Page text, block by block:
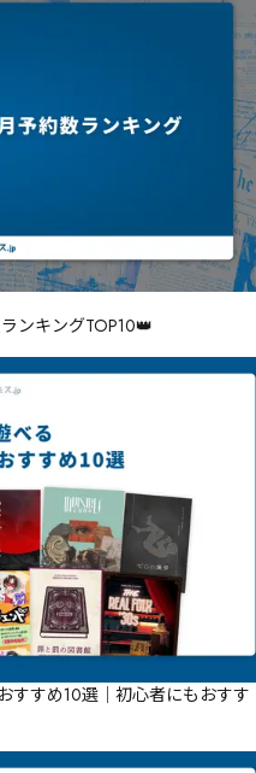
ンキングTOP10👑
すすめ10選｜初心者にもおすす